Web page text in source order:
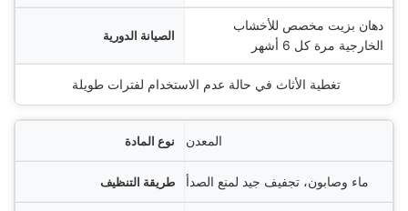
إضافية
دهان بزيت مخصص للأخشاب
الخارجية مرة كل 6 أشهر
تغطية الأثاث في حالة عدم الاستخدام لفترات طويلة
المعدن
ماء وصابون، تجفيف جيد لمنع الصدأ